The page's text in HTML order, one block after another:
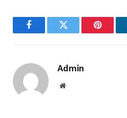
FacebookTwitter
Admin
Website